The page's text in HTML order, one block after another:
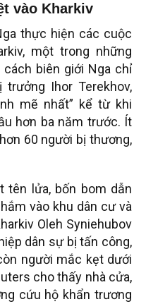
vào Kharkiv
thực hiện các cuộc
một trong những
cách biên giới Nga chỉ
Ihor Terekhov,
mẽ nhất” kể từ khi
hơn ba năm trước. Ít
60 người bị thương,
tên lửa, bốn bom dẫn
vào khu dân cư và
Oleh Syniehubov
dân sự bị tấn công,
người mắc kẹt dưới
cho thấy nhà cửa,
cứu hộ khẩn trương